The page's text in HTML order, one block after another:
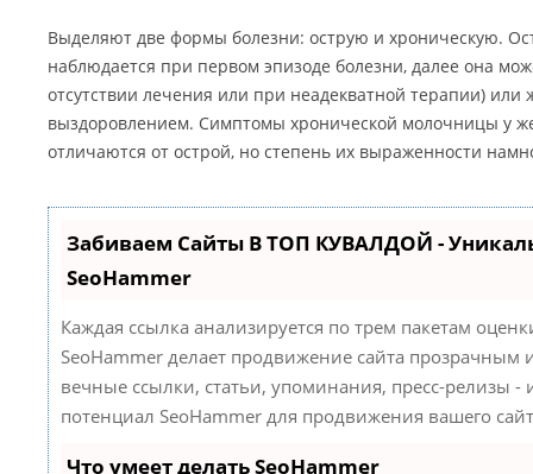
Выделяют две формы болезни: острую и хроническую.
наблюдается при первом эпизоде болезни, далее она
отсутствии лечения или при неадекватной терапии) или
выздоровлением. Симптомы хронической молочницы у
отличаются от острой, но степень их выраженности
Забиваем Сайты В ТОП КУВАЛДОЙ -
SeoHammer
Каждая ссылка анализируется по трем пакетам
SeoHammer делает продвижение сайта прозрачным
вечные ссылки, статьи, упоминания, пресс-релизы -
потенциал SeoHammer для продвижения вашего
Что умеет делать SeoHammer